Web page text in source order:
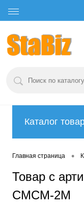
Каталог
Главная страница •
Товар с
CMCM-2M